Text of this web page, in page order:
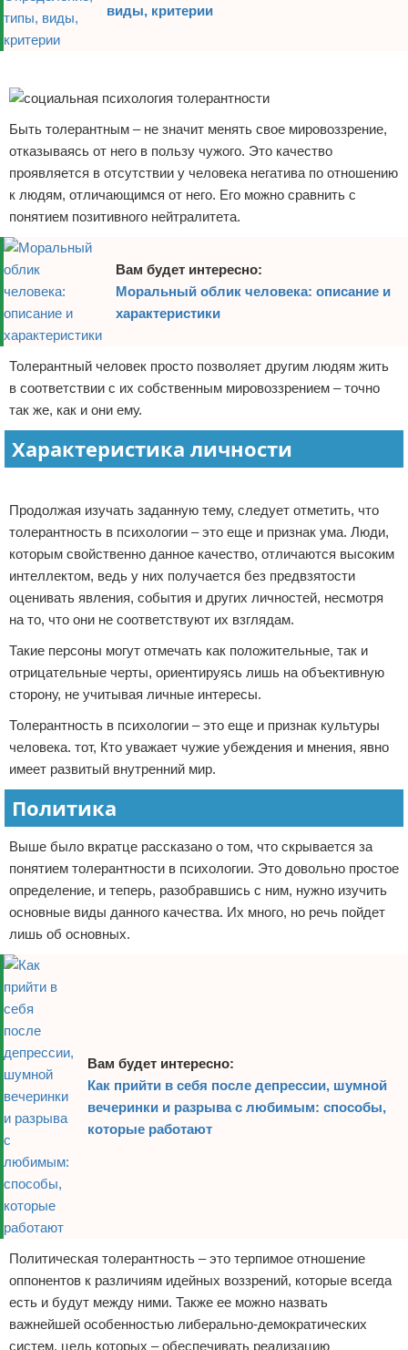
виды, критерии
Быть толерантным – не значит менять свое мировоззрение,
отказываясь от него в пользу чужого. Это качество
проявляется в отсутствии у человека негатива по отношению
к людям, отличающимся от него. Его можно сравнить с
понятием позитивного нейтралитета.
Вам будет интересно:
Моральный облик человека: описание и
характеристики
Толерантный человек просто позволяет другим людям жить
в соответствии с их собственным мировоззрением – точно
так же, как и они ему.
Характеристика личности
Продолжая изучать заданную тему, следует отметить, что
толерантность в психологии – это еще и признак ума. Люди,
которым свойственно данное качество, отличаются высоким
интеллектом, ведь у них получается без предвзятости
оценивать явления, события и других личностей, несмотря
на то, что они не соответствуют их взглядам.
Такие персоны могут отмечать как положительные, так и
отрицательные черты, ориентируясь лишь на объективную
сторону, не учитывая личные интересы.
Толерантность в психологии – это еще и признак культуры
человека. тот, Кто уважает чужие убеждения и мнения, явно
имеет развитый внутренний мир.
Политика
Выше было вкратце рассказано о том, что скрывается за
понятием толерантности в психологии. Это довольно простое
определение, и теперь, разобравшись с ним, нужно изучить
основные виды данного качества. Их много, но речь пойдет
лишь об основных.
Вам будет интересно:
Как прийти в себя после депрессии, шумной
вечеринки и разрыва с любимым: способы,
которые работают
Политическая толерантность – это терпимое отношение
оппонентов к различиям идейных воззрений, которые всегда
есть и будут между ними. Также ее можно назвать
важнейшей особенностью либерально-демократических
систем, цель которых – обеспечивать реализацию